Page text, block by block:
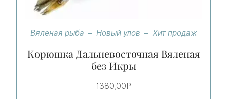
Вяленая рыба Новый улов Хит продаж
Корюшка Дальневосточная Вяленая
без Икры
1380,00₽